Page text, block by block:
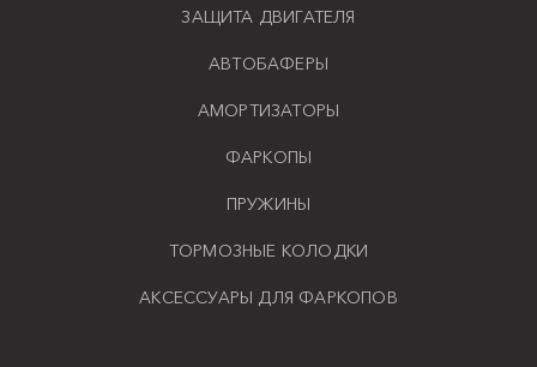
ЗАЩИТА ДВИГАТЕЛЯ
АВТОБАФЕРЫ
АМОРТИЗАТОРЫ
ФАРКОПЫ
ПРУЖИНЫ
ТОРМОЗНЫЕ КОЛОДКИ
АКСЕССУАРЫ ДЛЯ ФАРКОПОВ